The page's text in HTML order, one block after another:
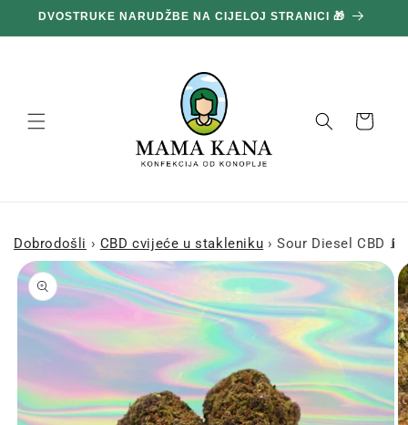
na
sadržaj
DVOSTRUKE NARUDŽBE NA CIJELOJ STRANICI 🎁
Košara
Dobrodošli › CBD cvijeće u stakleniku › Sour Diesel CBD ⛽
Prijeđi na
informacije
o
proizvodu